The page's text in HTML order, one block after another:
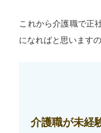
これから介護職で正
になればと思います
介護職が未経